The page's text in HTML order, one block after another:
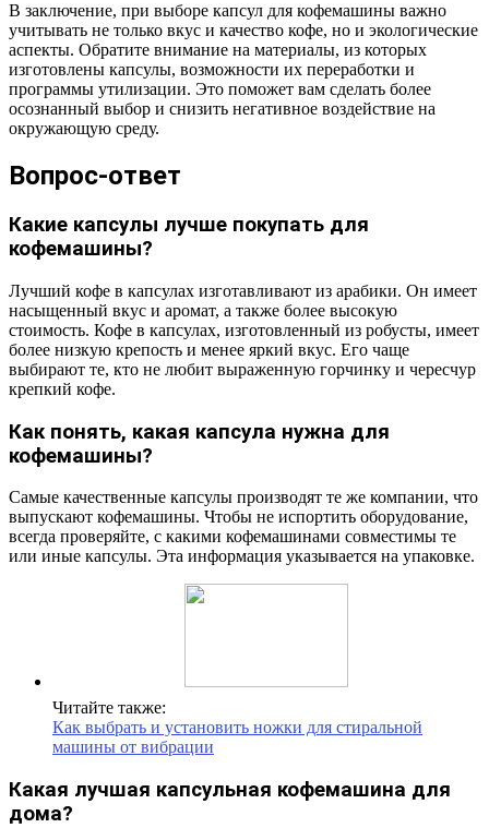
В заключение, при выборе капсул для кофемашины важно
учитывать не только вкус и качество кофе, но и экологические
аспекты. Обратите внимание на материалы, из которых
изготовлены капсулы, возможности их переработки и
программы утилизации. Это поможет вам сделать более
осознанный выбор и снизить негативное воздействие на
окружающую среду.
Вопрос-ответ
Какие капсулы лучше покупать для
кофемашины?
Лучший кофе в капсулах изготавливают из арабики. Он имеет
насыщенный вкус и аромат, а также более высокую
стоимость. Кофе в капсулах, изготовленный из робусты, имеет
более низкую крепость и менее яркий вкус. Его чаще
выбирают те, кто не любит выраженную горчинку и чересчур
крепкий кофе.
Как понять, какая капсула нужна для
кофемашины?
Самые качественные капсулы производят те же компании, что
выпускают кофемашины. Чтобы не испортить оборудование,
всегда проверяйте, с какими кофемашинами совместимы те
или иные капсулы. Эта информация указывается на упаковке.
Читайте также:
Как выбрать и установить ножки для стиральной
машины от вибрации
Какая лучшая капсульная кофемашина для
дома?